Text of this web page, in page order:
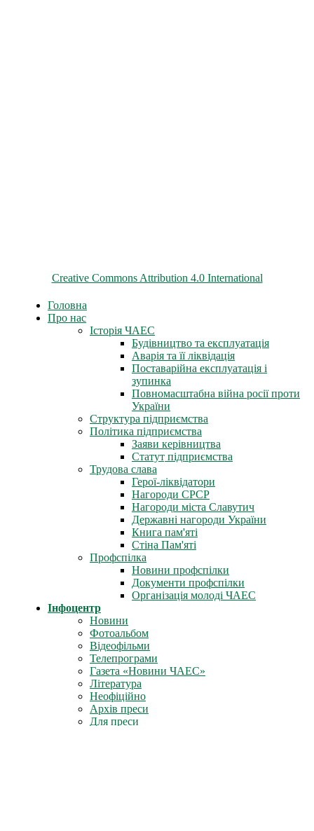
Creative Commons Attribution 4.0 International
Головна
Про нас
Історія ЧАЕС
Будівництво та експлуатація
Аварія та її ліквідація
Поставарійна експлуатація і
зупинка
Повномасштабна війна росії проти
України
Структура підприємства
Політика підприємства
Заяви керівництва
Статут підприємства
Трудова слава
Герої-ліквідатори
Нагороди СРСР
Нагороди міста Славутич
Державні нагороди України
Книга пам'яті
Стіна Пам'яті
Профспілка
Новини профспілки
Документи профспілки
Організація молоді ЧАЕС
Інфоцентр
Новини
Фотоальбом
Відеофільми
Телепрограми
Газета «Новини ЧАЕС»
Література
Неофіційно
Архів преси
Для преси